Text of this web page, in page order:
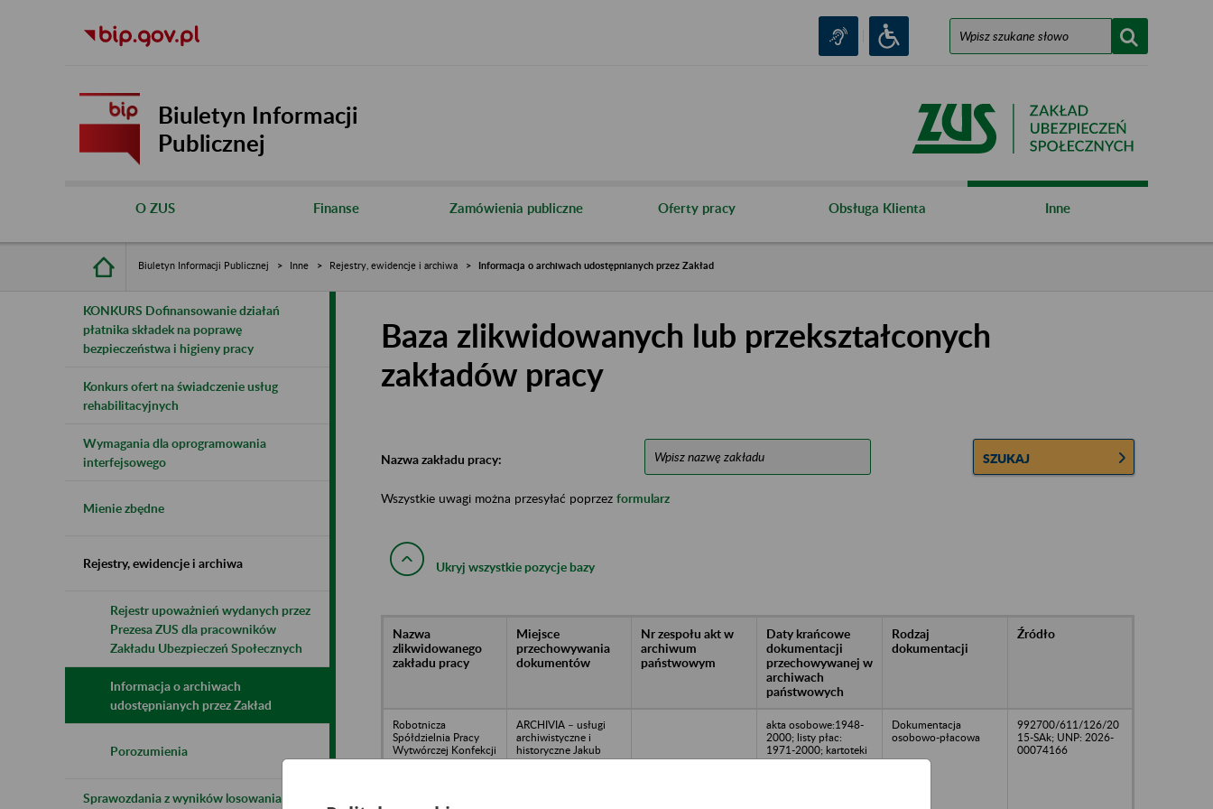
Biuletyn Informacji
Publicznej
O ZUS Finanse Zamówienia publiczne Oferty pracy Obsługa Klienta Inne
Biuletyn Informacji Publicznej Inne Rejestry, ewidencje i archiwa Informacja o archiwach udostępnianych przez Zakład
KONKURS Dofinansowanie działań
płatnika składek na poprawę
bezpieczeństwa i higieny pracy
Konkurs ofert na świadczenie usług
rehabilitacyjnych
Wymagania dla oprogramowania
interfejsowego
Mienie zbędne
Rejestry, ewidencje i archiwa
Rejestr upoważnień wydanych przez
Prezesa ZUS dla pracowników
Zakładu Ubezpieczeń Społecznych
Informacja o archiwach
udostępnianych przez Zakład
Porozumienia
Sprawozdania z wyników losowania do
Baza zlikwidowanych lub przekształconych
zakładów pracy
Nazwa zakładu pracy: SZUKAJ
Wszystkie uwagi można przesyłać poprzez formularz
Ukryj wszystkie pozycje bazy
Nazwa
zlikwidowanego
zakładu pracy
Miejsce
przechowywania
dokumentów
Nr zespołu akt w
archiwum
państwowym
Daty krańcowe
dokumentacji
przechowywanej w
archiwach
państwowych
Rodzaj
dokumentacji
Źródło
Robotnicza
Spółdzielnia Pracy
Wytwórczej Konfekcji
- Skarżysko-
ARCHIVIA – usługi
archiwistyczne i
historyczne Jakub
Lutosławski, Michał
akta osobowe:1948-
2000; listy płac:
1971-2000; kartoteki
wynagrodzeń za
Dokumentacja
osobowo-płacowa
992700/611/126/20
15-SAk; UNP: 2026-
00074166